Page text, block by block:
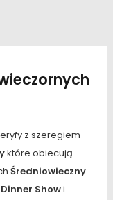
z szeregiem
które obiecują
Średniowieczny
Showi